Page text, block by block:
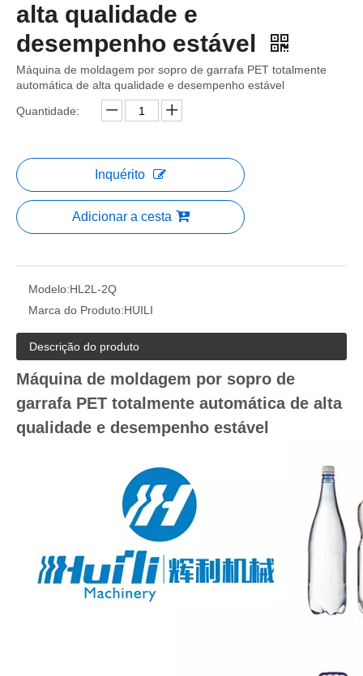
alta qualidade e
desempenho estável
Máquina de moldagem por sopro de garrafa PET totalmente
automática de alta qualidade e desempenho estável
Quantidade:
Inquérito
Adicionar a cesta
Modelo:HL2L-2Q
Marca do Produto:HUILI
Descrição do produto
Máquina de moldagem por sopro de
garrafa PET totalmente automática de alta
qualidade e desempenho estável